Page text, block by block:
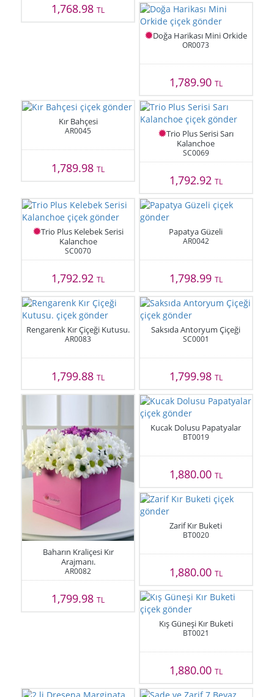
1,768.98TL
Doğa Harikası Mini Orkide
OR0073
1,789.90 TL
Kır Bahçesi
AR0045
1,789.98TL
Trio Plus Serisi Sarı
Kalanchoe
SC0069
1,792.92 TL
Trio Plus Kelebek Serisi
Kalanchoe
SC0070
1,792.92TL
Papatya Güzeli
AR0042
1,798.99 TL
Rengarenk Kır Çiçeği Kutusu.
AR0083
1,799.88TL
Saksıda Antoryum Çiçeği
SC0001
1,799.98 TL
Baharın Kraliçesi Kır
Arajmanı.
AR0082
1,799.98TL
Kucak Dolusu Papatyalar
BT0019
1,880.00 TL
Zarif Kır Buketi
BT0020
1,880.00 TL
Kış Güneşi Kır Buketi
BT0021
1,880.00 TL